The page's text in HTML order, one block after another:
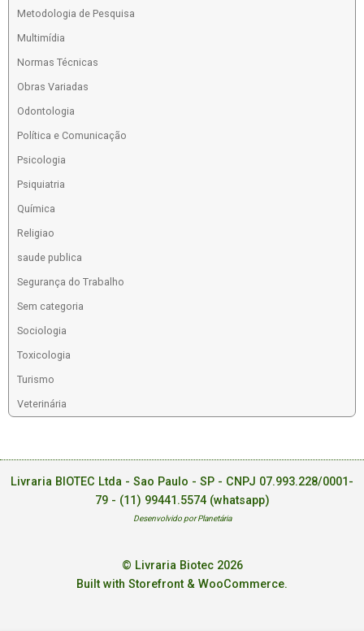
Metodologia de Pesquisa
Multimídia
Normas Técnicas
Obras Variadas
Odontologia
Política e Comunicação
Psicologia
Psiquiatria
Química
Religiao
saude publica
Segurança do Trabalho
Sem categoria
Sociologia
Toxicologia
Turismo
Veterinária
Livraria BIOTEC Ltda - Sao Paulo - SP - CNPJ 07.993.228/0001-
79 - (11) 99441.5574 (whatsapp)
Desenvolvido por Planetária
© Livraria Biotec 2026
Built with Storefront & WooCommerce.